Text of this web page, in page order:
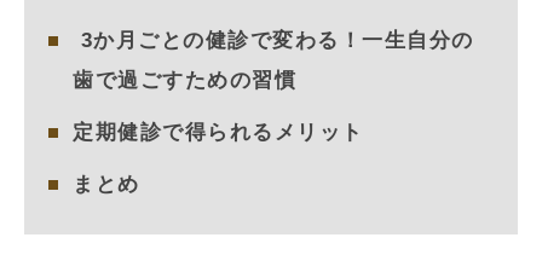
3か月ごとの健診で変わる！一生自分の
歯で過ごすための習慣
定期健診で得られるメリット
まとめ